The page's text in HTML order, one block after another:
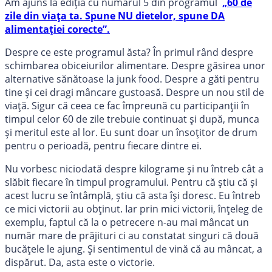
Am ajuns la ediția cu numărul 5 din programul „60 de
zile din viața ta. Spune NU dietelor, spune DA
alimentației corecte”.
Despre ce este programul ăsta? În primul rând despre
schimbarea obiceiurilor alimentare. Despre găsirea unor
alternative sănătoase la junk food. Despre a găti pentru
tine și cei dragi mâncare gustoasă. Despre un nou stil de
viață. Sigur că ceea ce fac împreună cu participanții în
timpul celor 60 de zile trebuie continuat și după, munca
și meritul este al lor. Eu sunt doar un însoțitor de drum
pentru o perioadă, pentru fiecare dintre ei.
Nu vorbesc niciodată despre kilograme și nu întreb cât a
slăbit fiecare în timpul programului. Pentru că știu că și
acest lucru se întâmplă, știu că asta își doresc. Eu întreb
ce mici victorii au obținut. Iar prin mici victorii, înțeleg de
exemplu, faptul că la o petrecere n-au mai mâncat un
număr mare de prăjituri ci au constatat singuri că două
bucățele le ajung. Și sentimentul de vină că au mâncat, a
dispărut. Da, asta este o victorie.